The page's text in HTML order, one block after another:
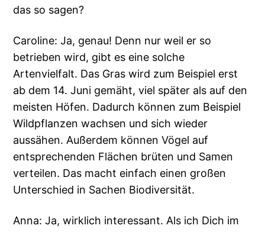
das so sagen?
Caroline: Ja, genau! Denn nur weil er so
betrieben wird, gibt es eine solche
Artenvielfalt. Das Gras wird zum Beispiel erst
ab dem 14. Juni gemäht, viel später als auf den
meisten Höfen. Dadurch können zum Beispiel
Wildpflanzen wachsen und sich wieder
aussähen. Außerdem können Vögel auf
entsprechenden Flächen brüten und Samen
verteilen. Das macht einfach einen großen
Unterschied in Sachen Biodiversität.
Anna: Ja, wirklich interessant. Als ich Dich im